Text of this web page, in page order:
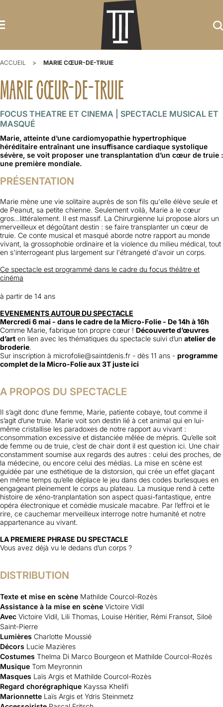
ACCUEIL MARIE CŒUR-DE-TRUIE
MARIE CŒUR-DE-TRUIE
FOCUS THEATRE ET CINEMA
SPECTACLE MUSICAL ET
MASQUÉ
Marie, atteinte d’une cardiomyopathie hypertrophique
héréditaire entraînant une insuffisance cardiaque systolique
sévère, se voit proposer une transplantation d’un cœur de truie :
une première mondiale.
PRÉSENTATION
Marie mène une vie solitaire auprès de son fils qu'elle élève seule et
de Peanut, sa petite chienne. Seulement voilà, Marie a le cœur
gros...littéralement. Il est massif. La Chirurgienne lui propose alors un
merveilleux et dégoûtant destin : se faire transplanter un cœur de
truie. Ce conte musical et masqué aborde notre rapport au monde
vivant, la grossophobie ordinaire et la violence du milieu médical, tout
en s'interrogeant plus largement sur l'étrangeté d'avoir un corps.
Ce spectacle est programmé dans le cadre du focus théâtre et
cinéma
à partir de 14 ans
EVENEMENTS AUTOUR DU SPECTACLE
Mercredi 6 mai - dans le cadre de la Micro-Folie - De 14h à 16h
Comme Marie, fabrique ton propre cœur ! Découverte d’œuvres
d’art en lien avec les thématiques du spectacle suivi d’un atelier de
broderie.
Sur inscription à microfolie@saintdenis.fr - dès 11 ans - programme
complet de la Micro-Folie aux 3T juste ici
A PROPOS DU SPECTACLE
Il s’agit donc d’une femme, Marie, patiente cobaye, tout comme il
s’agit d’une truie. Marie voit son destin lié à cet animal qui en lui-
même cristallise les paradoxes de notre rapport au vivant :
consommation excessive et distanciée mêlée de mépris. Qu’elle soit
de femme ou de truie, c’est de chair dont il est question ici. Une chair
constamment soumise aux regards des autres : celui des proches, de
la médecine, ou encore celui des médias. La mise en scène est
guidée par une esthétique de la distorsion, qui crée un effet glaçant
en même temps qu’elle déplace le jeu dans des codes burlesques en
engageant pleinement le corps au plateau. La musique rend à cette
histoire de xéno-tranplantation son aspect quasi-fantastique, entre
opéra électronique et comédie musicale macabre. Par l’effroi et le
rire, ce cauchemar merveilleux interroge notre humanité et notre
appartenance au vivant.
LA PREMIERE PHRASE DU SPECTACLE
Vous avez déjà vu le dedans d’un corps ?
DISTRIBUTION
Texte et mise en scène Mathilde Courcol-Rozès
Assistance à la mise en scène Victoire Vidil
Avec Victoire Vidil, Lili Thomas, Louise Héritier, Rémi Fransot, Siloë
Saint-Pierre
Lumières Charlotte Moussié
Décors Lucie Mazières
Costumes Thelma Di Marco Bourgeon et Mathilde Courcol-Rozès
Musique Tom Meyronnin
Masques Laïs Argis et Mathilde Courcol-Rozès
Regard chorégraphique Kayssa Khelifi
Marionnette Laïs Argis et Ydris Steinmetz